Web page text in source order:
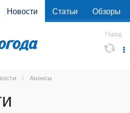
Новости Статьи Обзоры
Город
Анонсы